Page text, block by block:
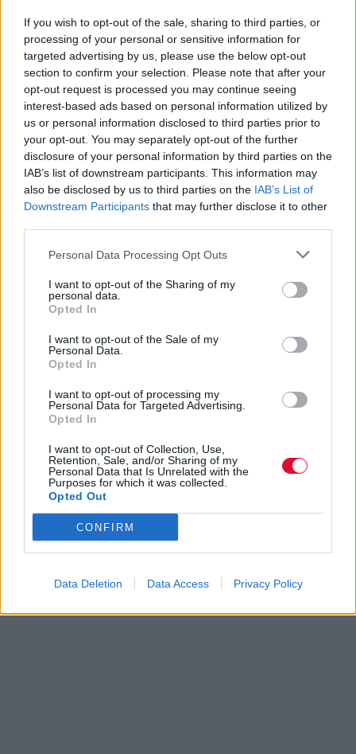
If you wish to opt-out of the sale, sharing to third parties, or
processing of your personal or sensitive information for
targeted advertising by us, please use the below opt-out
section to confirm your selection. Please note that after your
opt-out request is processed you may continue seeing
interest-based ads based on personal information utilized by
us or personal information disclosed to third parties prior to
your opt-out. You may separately opt-out of the further
disclosure of your personal information by third parties on the
IAB’s list of downstream participants. This information may
also be disclosed by us to third parties on the IAB’s List of
Downstream Participants that may further disclose it to other
Personal Data Processing Opt Outs
I want to opt-out of the Sharing of my
personal data.
Opted In
I want to opt-out of the Sale of my
Personal Data.
Opted In
I want to opt-out of processing my
Personal Data for Targeted Advertising.
Opted In
I want to opt-out of Collection, Use,
Retention, Sale, and/or Sharing of my
Personal Data that Is Unrelated with the
Purposes for which it was collected.
Opted Out
CONFIRM
Data Deletion Data Access Privacy Policy
Μάκης Μηλάτος